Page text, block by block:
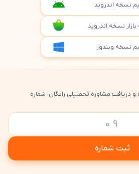
نسخه اندروید
بازار نسخه اندروید
نسخه ویندوز
و دریافت مشاوره تحصیلی رایگان، شماره
ثبت شماره